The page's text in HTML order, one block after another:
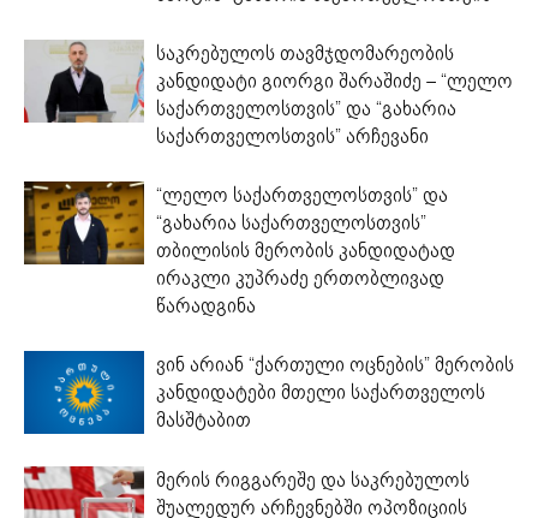
საკრებულოს თავმჯდომარეობის
კანდიდატი გიორგი შარაშიძე – “ლელო
საქართველოსთვის” და “გახარია
საქართველოსთვის” არჩევანი
“ლელო საქართველოსთვის” და
“გახარია საქართველოსთვის”
თბილისის მერობის კანდიდატად
ირაკლი კუპრაძე ერთობლივად
წარადგინა
ვინ არიან “ქართული ოცნების” მერობის
კანდიდატები მთელი საქართველოს
მასშტაბით
მერის რიგგარეშე და საკრებულოს
შუალედურ არჩევნებში ოპოზიციის